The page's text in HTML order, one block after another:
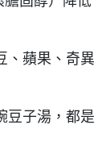
、蘋果、奇異
豆子湯，都是